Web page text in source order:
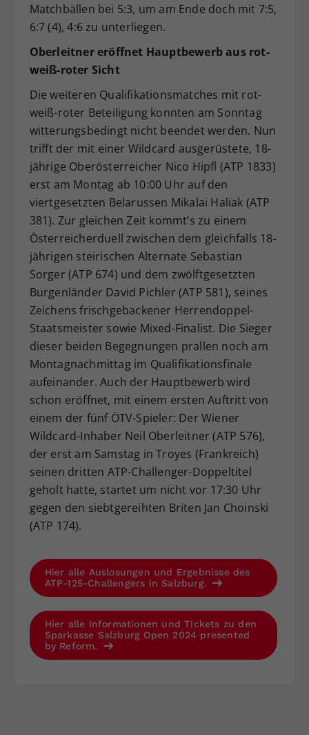
Matchbällen bei 5:3, um am Ende doch mit 7:5,
6:7 (4), 4:6 zu unterliegen.
Oberleitner eröffnet Hauptbewerb aus rot-
weiß-roter Sicht
Die weiteren Qualifikationsmatches mit rot-
weiß-roter Beteiligung konnten am Sonntag
witterungsbedingt nicht beendet werden. Nun
trifft der mit einer Wildcard ausgerüstete, 18-
jährige Oberösterreicher Nico Hipfl (ATP 1833)
erst am Montag ab 10:00 Uhr auf den
viertgesetzten Belarussen Mikalai Haliak (ATP
381). Zur gleichen Zeit kommt’s zu einem
Österreicherduell zwischen dem gleichfalls 18-
jährigen steirischen Alternate Sebastian
Sorger (ATP 674) und dem zwölftgesetzten
Burgenländer David Pichler (ATP 581), seines
Zeichens frischgebackener Herrendoppel-
Staatsmeister sowie Mixed-Finalist. Die Sieger
dieser beiden Begegnungen prallen noch am
Montagnachmittag im Qualifikationsfinale
aufeinander. Auch der Hauptbewerb wird
schon eröffnet, mit einem ersten Auftritt von
einem der fünf ÖTV-Spieler: Der Wiener
Wildcard-Inhaber Neil Oberleitner (ATP 576),
der erst am Samstag in Troyes (Frankreich)
seinen dritten ATP-Challenger-Doppeltitel
geholt hatte, startet um nicht vor 17:30 Uhr
gegen den siebtgereihten Briten Jan Choinski
(ATP 174).
Hier alle Auslosungen und Ergebnisse des
ATP-125-Challengers in Salzburg.
Hier alle Informationen und Tickets zu den
Sparkasse Salzburg Open 2024 presented
by Reform.